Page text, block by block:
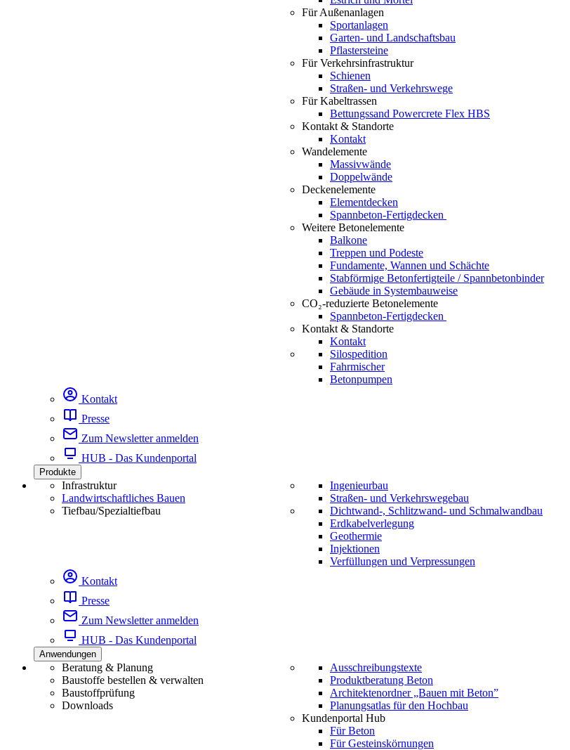
Für Außenanlagen
Sportanlagen
Garten- und Landschaftsbau
Pflastersteine
Für Verkehrsinfrastruktur
Schienen
Straßen- und Verkehrswege
Für Kabeltrassen
Bettungssand Powercrete Flex HBS
Kontakt & Standorte
Kontakt
Wandelemente
Massivwände
Doppelwände
Deckenelemente
Elementdecken
Spannbeton-Fertigdecken
Weitere Betonelemente
Balkone
Treppen und Podeste
Fundamente, Wannen und Schächte
Stabförmige Betonfertigteile / Spannbetonbinder
Gebäude in Systembauweise
CO₂-reduzierte Betonelemente
Spannbeton-Fertigdecken
Kontakt & Standorte
Kontakt
Silospedition
Fahrmischer
Betonpumpen
Kontakt
Presse
Zum Newsletter anmelden
HUB - Das Kundenportal
Produkte
Infrastruktur
Landwirtschaftliches Bauen
Tiefbau/Spezialtiefbau
Ingenieurbau
Straßen- und Verkehrswegebau
Dichtwand-, Schlitzwand- und Schmalwandbau
Erdkabelverlegung
Geothermie
Injektionen
Verfüllungen und Verpressungen
Kontakt
Presse
Zum Newsletter anmelden
HUB - Das Kundenportal
Anwendungen
Beratung & Planung
Baustoffe bestellen & verwalten
Baustoffprüfung
Downloads
Ausschreibungstexte
Produktberatung Beton
Architektenordner „Bauen mit Beton”
Planungsatlas für den Hochbau
Kundenportal Hub
Für Beton
Für Gesteinskörnungen